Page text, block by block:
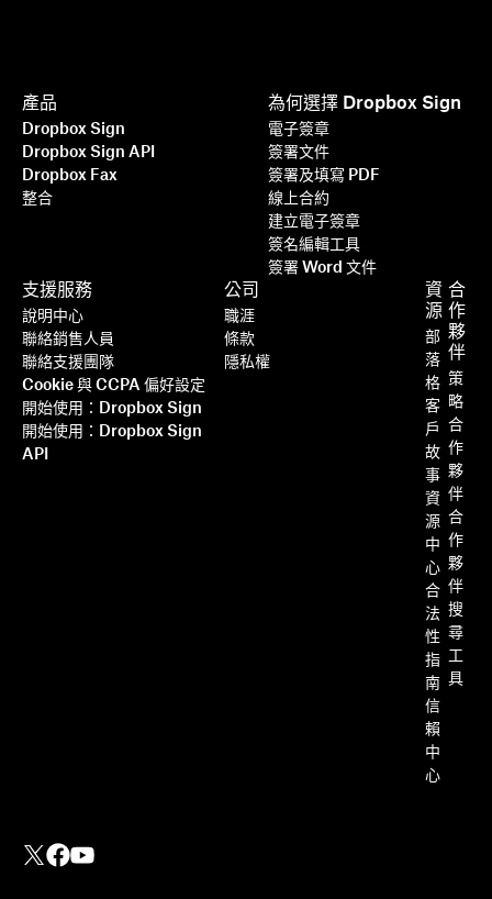
產品
Dropbox Sign
Dropbox Sign API
Dropbox Fax
整合
為何選擇 Dropbox Sign
電子簽章
簽署文件
簽署及填寫 PDF
線上合約
建立電子簽章
簽名編輯工具
簽署 Word 文件
支援服務
說明中心
聯絡銷售人員
聯絡支援團隊
Cookie 與 CCPA 偏好設定
開始使用：Dropbox Sign
開始使用：Dropbox Sign
API
資
源
部
落
格
客
戶
故
事
資
源
中
心
合
法
性
指
南
信
賴
中
心
合
作
夥
伴
策
略
合
作
夥
伴
合
作
夥
伴
搜
尋
具
公司
職涯
條款
隱私權